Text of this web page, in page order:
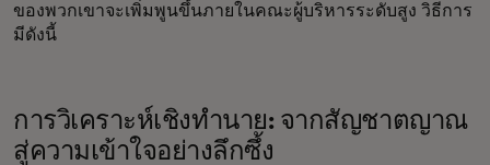
ของพวกเขาจะเพิ่มพูนขึ้นภายในคณะผู้บริหารระดับสูง วิธีการ
มีดังนี้
การวิเคราะห์เชิงทำนาย: จากสัญชาตญาณ
สู่ความเข้าใจอย่างลึกซึ้ง